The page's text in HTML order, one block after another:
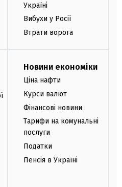
Україні
Вибухи у Росії
Втрати ворога
Новини економіки
Ціна нафти
Курси валют
Фінансові новини
Тарифи на комунальні
послуги
Податки
Пенсія в Україні